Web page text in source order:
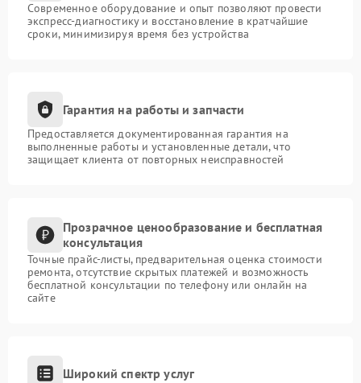
Современное оборудование и опыт позволяют провести
экспресс-диагностику и восстановление в кратчайшие
сроки, минимизируя время без устройства
Гарантия на работы и запчасти
Предоставляется документированная гарантия на
выполненные работы и установленные детали, что
защищает клиента от повторных неисправностей
Прозрачное ценообразование и бесплатная
консультация
Точные прайс-листы, предварительная оценка стоимости
ремонта, отсутствие скрытых платежей и возможность
бесплатной консультации по телефону или онлайн на
сайте
Широкий спектр услуг